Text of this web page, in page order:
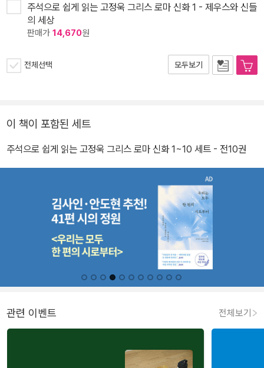
주석으로 쉽게 읽는 고정욱 그리스 로마 신화 1 - 제우스와 신들
의 세상
판매가 14,670원
전체선택 모두보기
이 책이 포함된 세트
주석으로 쉽게 읽는 고정욱 그리스 로마 신화 1~10 세트 - 전10권
관련 이벤트 전체보기